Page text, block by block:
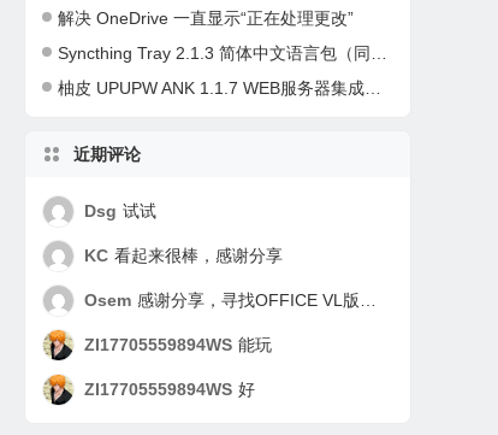
解决 OneDrive 一直显示“正在处理更改”
Syncthing Tray 2.1.3 简体中文语言包（同步神器 Syncthing 客户端）
柚皮 UPUPW ANK 1.1.7 WEB服务器集成环境智控平台
近期评论
Dsg 试试
KC 看起来很棒，感谢分享
Osem 感谢分享，寻找OFFICE VL版好久了，谢谢！
ZI17705559894WS 能玩
ZI17705559894WS 好